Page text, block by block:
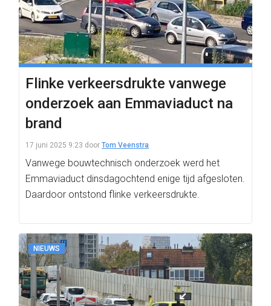
Flinke verkeersdrukte vanwege
onderzoek aan Emmaviaduct na
brand
17 juni 2025 9:23 door Tom Veenstra
Vanwege bouwtechnisch onderzoek werd het
Emmaviaduct dinsdagochtend enige tijd afgesloten.
Daardoor ontstond flinke verkeersdrukte.
NIEUWS